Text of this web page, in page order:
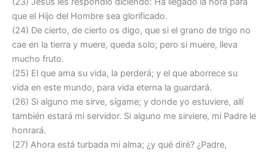
que el Hijo del Hombre sea glorificado.
(24) De cierto, de cierto os digo, que si el grano de trigo no
cae en la tierra y muere, queda solo; pero si muere, lleva
mucho fruto.
(25) El que ama su vida, la perderá; y el que aborrece su
vida en este mundo, para vida eterna la guardará.
(26) Si alguno me sirve, sígame; y donde yo estuviere, allí
también estará mi servidor. Si alguno me sirviere, mi Padre le
honrará.
(27) Ahora está turbada mi alma; ¿y qué diré? ¿Padre,